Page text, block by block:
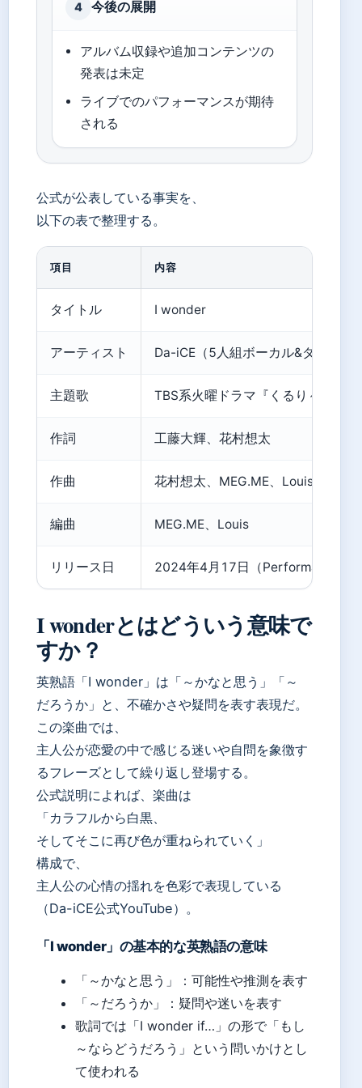
4 今後の展開
アルバム収録や追加コンテンツの
発表は未定
ライブでのパフォーマンスが期待
される
公式が公表している事実を、
以下の表で整理する。
項目 内容
タイトル I wonder
アーティスト Da-iCE（5人組ボーカル&ダンスグ
主題歌 TBS系火曜ドラマ『くるり～誰が
作詞 工藤大輝、花村想太
作曲 花村想太、MEG.ME、Louis
編曲 MEG.ME、Louis
リリース日 2024年4月17日（Performance
I wonderとはどういう意味で
すか？
英熟語「I wonder」は「～かなと思う」「～
だろうか」と、不確かさや疑問を表す表現だ。
この楽曲では、
主人公が恋愛の中で感じる迷いや自問を象徴す
るフレーズとして繰り返し登場する。
公式説明によれば、楽曲は
「カラフルから白黒、
そしてそこに再び色が重ねられていく」
構成で、
主人公の心情の揺れを色彩で表現している
（Da-iCE公式YouTube）。
「I wonder」の基本的な英熟語の意味
「～かなと思う」：可能性や推測を表す
「～だろうか」：疑問や迷いを表す
歌詞では「I wonder if…」の形で「もし
～ならどうだろう」という問いかけとし
て使われる